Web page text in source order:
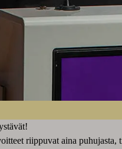
riippuvat aina puhujasta,